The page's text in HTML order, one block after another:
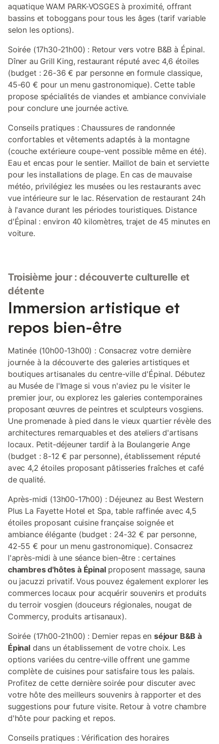
aquatique WAM PARK-VOSGES à proximité, offrant
bassins et toboggans pour tous les âges (tarif variable
selon les options).
Soirée (17h30-21h00) : Retour vers votre B&B à Épinal.
Dîner au Grill King, restaurant réputé avec 4,6 étoiles
(budget : 26-36 € par personne en formule classique,
45-60 € pour un menu gastronomique). Cette table
propose spécialités de viandes et ambiance conviviale
pour conclure une journée active.
Conseils pratiques : Chaussures de randonnée
confortables et vêtements adaptés à la montagne
(couche extérieure coupe-vent possible même en été).
Eau et encas pour le sentier. Maillot de bain et serviette
pour les installations de plage. En cas de mauvaise
météo, privilégiez les musées ou les restaurants avec
vue intérieure sur le lac. Réservation de restaurant 24h
à l'avance durant les périodes touristiques. Distance
d'Épinal : environ 40 kilomètres, trajet de 45 minutes en
voiture.
Troisième jour : découverte culturelle et
détente
Immersion artistique et
repos bien-être
Matinée (10h00-13h00) : Consacrez votre dernière
journée à la découverte des galeries artistiques et
boutiques artisanales du centre-ville d'Épinal. Débutez
au Musée de l'Image si vous n'aviez pu le visiter le
premier jour, ou explorez les galeries contemporaines
proposant œuvres de peintres et sculpteurs vosgiens.
Une promenade à pied dans le vieux quartier révèle des
architectures remarquables et des ateliers d'artisans
locaux. Petit-déjeuner tardif à la Boulangerie Ange
(budget : 8-12 € par personne), établissement réputé
avec 4,2 étoiles proposant pâtisseries fraîches et café
de qualité.
Après-midi (13h00-17h00) : Déjeunez au Best Western
Plus La Fayette Hotel et Spa, table raffinée avec 4,5
étoiles proposant cuisine française soignée et
ambiance élégante (budget : 24-32 € par personne,
42-55 € pour un menu gastronomique). Consacrez
l'après-midi à une séance bien-être : certaines
chambres d'hôtes à Épinalproposent massage, sauna
ou jacuzzi privatif. Vous pouvez également explorer les
commerces locaux pour acquérir souvenirs et produits
du terroir vosgien (douceurs régionales, nougat de
Commercy, produits artisanaux).
Soirée (17h00-21h00) : Dernier repas en séjour B&B à
Épinaldans un établissement de votre choix. Les
options variées du centre-ville offrent une gamme
complète de cuisines pour satisfaire tous les palais.
Profitez de cette dernière soirée pour discuter avec
votre hôte des meilleurs souvenirs à rapporter et des
suggestions pour future visite. Retour à votre chambre
d'hôte pour packing et repos.
Conseils pratiques : Vérification des horaires